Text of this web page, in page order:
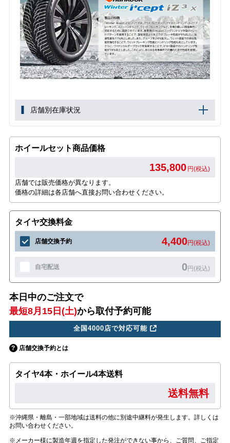
店舗別在庫状況
ホイールセット商品価格
135,800 円(税込)
店舗では販売価格が異なります。
価格の詳細は各店舗へ直接お問い合わせください。
タイヤ交換料金
店舗交換予約 4,400円(税込)
自宅配送 0円(税込)
本日中のご注文で
最短8月15日(土)から取付予約可能
全国4000店で対応可能
店舗交換予約とは
タイヤ4本・ホイール4本送料
送料無料
※沖縄県・離島・一部地域は送料の他に別途中継料が発生します。詳しくは
お問い合わせください。
※メーカー様に製造年週を指定した発注ができない事から、ご質問、ご指定